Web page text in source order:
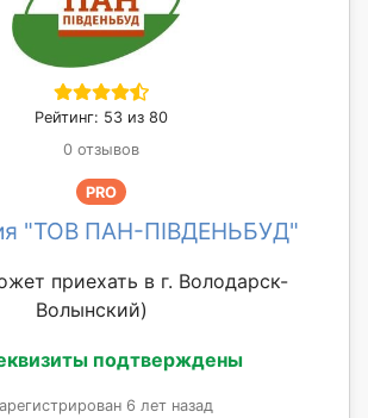
Рейтинг: 53 из 80
0 отзывов
PRO
"ТОВ ПАН-ПІВДЕНЬБУД"
приехать в г. Володарск-
Волынский)
подтверждены
6 лет назад